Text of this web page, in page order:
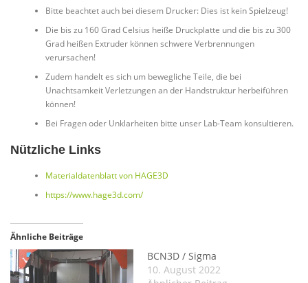
Bitte beachtet auch bei diesem Drucker: Dies ist kein Spielzeug!
Die bis zu 160 Grad Celsius heiße Druckplatte und die bis zu 300
Grad heißen Extruder können schwere Verbrennungen
verursachen!
Zudem handelt es sich um bewegliche Teile, die bei
Unachtsamkeit Verletzungen an der Handstruktur herbeiführen
können!
Bei Fragen oder Unklarheiten bitte unser Lab-Team konsultieren.
Nützliche Links
Materialdatenblatt von HAGE3D
https://www.hage3d.com/
Ähnliche Beiträge
BCN3D / Sigma
10. August 2022